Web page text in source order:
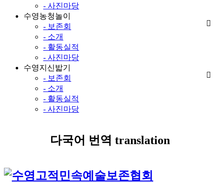
- 사진마당
수영농청놀이
- 보존회
- 소개
- 활동실적
- 사진마당
수영지신밟기
- 보존회
- 소개
- 활동실적
- 사진마당
다국어 번역 translation